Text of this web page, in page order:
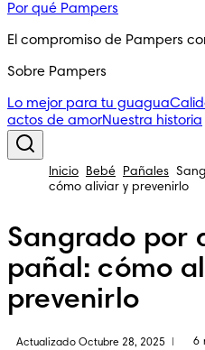
Por qué Pampers
El compromiso de Pampers
Sobre Pampers
Lo mejor para tu guagua
actos de amorNuestra historia
Inicio Bebé Pañales
cómo aliviar y prevenirlo
Sangrado por
pañal: cómo
prevenirlo
Actualizado Octubre 28, 2025 6